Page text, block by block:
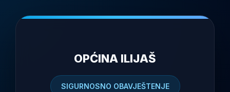
OPĆINA ILIJAŠ
SIGURNOSNO OBAVJEŠTENJE